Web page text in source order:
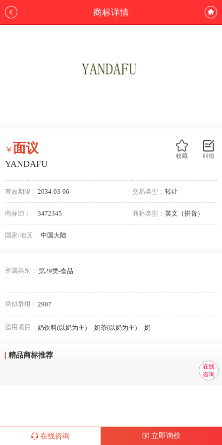
商标详情
纠错
收藏
￥面议
YANDAFU
有效期限： 2034-03-06 交易类型： 转让
商标ID： 3472345 商标类型： 英文（拼音）
国家/地区： 中国大陆
所属类别： 第29类-食品
类似群组： 2907
适用项目： 奶饮料(以奶为主) 奶茶(以奶为主) 奶
精品商标推荐
在线咨询 立即询价
在线
咨询